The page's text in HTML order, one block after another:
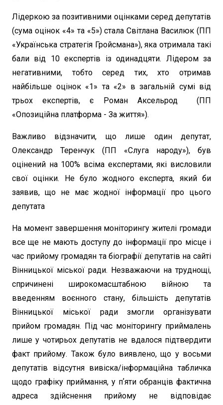
Лідеркою за позитивними оцінками серед депутатів
(сума оцінок «4» та «5») стала Світлана Василюк (ПП
«Українська стратегія Гройсмана»), яка отримала такі
бали від 10 експертів із одинадцяти. Лідером за
негативними, тобто серед тих, хто отримав
найбільше оцінок «1» та «2» в загальній сумі від
трьох експертів, є Роман Аксельрод (ПП
«Опозиційна платформа - За життя»).
Важливо відзначити, що лише один депутат,
Олександр Теренчук (ПП «Слуга народу»), був
оцінений на 100% всіма експертами, які висловили
свої оцінки. Не було жодного експерта, який би
заявив, що не має жодної інформації про цього
депутата
На момент завершення моніторингу жителі громади
все ще не мають доступу до інформації про місце і
час прийому громадян та біографії депутатів на сайті
Вінницької міської ради. Незважаючи на труднощі,
спричинені широкомасштабною війною та
введенням воєнного стану, більшість депутатів
Вінницької міської ради змогли організувати
прийом громадян. Під час моніторингу приймалень
лише у чотирьох депутатів не вдалося підтвердити
факт прийому. Також було виявлено, що у восьми
депутатів відсутня вивіска/інформаційна табличка
щодо графіку приймання, у пʼяти обранців фактична
адреса здійснення прийому не відповідає